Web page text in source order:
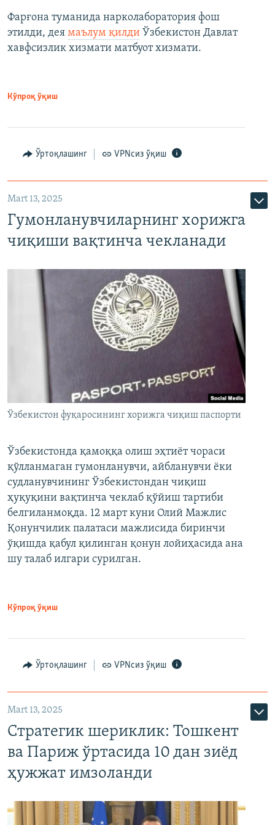
Фарғона туманида нарколаборатория фош
этилди, дея маълум қилди Ўзбекистон Давлат
хавфсизлик хизмати матбуот хизмати.
Кўпроқ ўқиш
Ўртоқлашинг VPNсиз ўқиш
Mart 13, 2025
Гумонланувчиларнинг хорижга
чиқиши вақтинча чекланади
Ўзбекистон фуқаросининг хорижга чиқиш паспорти
Ўзбекистонда қамоққа олиш эҳтиёт чораси
қўлланмаган гумонланувчи, айбланувчи ёки
судланувчининг Ўзбекистондан чиқиш
ҳуқуқини вақтинча чеклаб қўйиш тартиби
белгиланмоқда. 12 март куни Олий Мажлис
Қонунчилик палатаси мажлисида биринчи
ўқишда қабул қилинган қонун лойиҳасида ана
шу талаб илгари сурилган.
Кўпроқ ўқиш
Ўртоқлашинг VPNсиз ўқиш
Mart 13, 2025
Стратегик шериклик: Тошкент
ва Париж ўртасида 10 дан зиёд
ҳужжат имзоланди